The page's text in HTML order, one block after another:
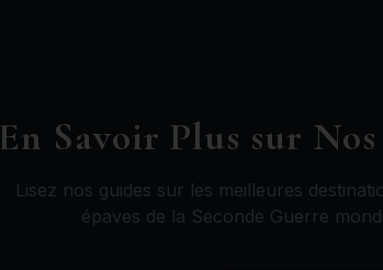
En Savoir Plus sur
Lisez nos guides sur les meilleures
épaves de la Seconde Guerre